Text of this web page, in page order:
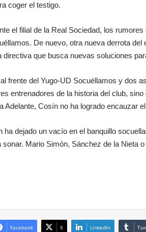
coger el testigo.
el filial de la Real Sociedad, los
De nuevo, otra nueva derrota
directiva que busca nuevas soluciones
frente del Yugo-UD Socuéllamos y dos
entrenadores de la historia del club,
Adelante, Cosín no ha logrado encauzar
ha dejado un vacío en el banquillo
sonar. Mario Simón, Sánchez de la Nieta
Facebook X LinkedIn